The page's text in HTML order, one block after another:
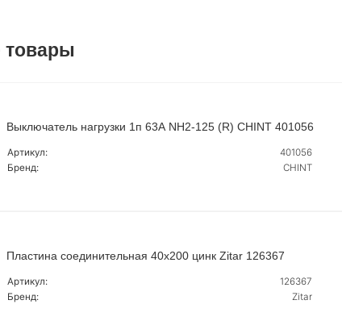
товары
Выключатель нагрузки 1п 63А NH2-125 (R) CHINT 401056
Артикул:
401056
Бренд:
CHINT
Пластина соединительная 40х200 цинк Zitar 126367
Артикул:
126367
Бренд:
Zitar